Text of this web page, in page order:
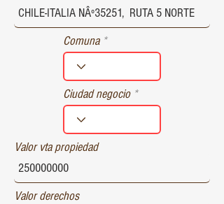
Comuna
Ciudad negocio
Valor vta propiedad
Valor derechos